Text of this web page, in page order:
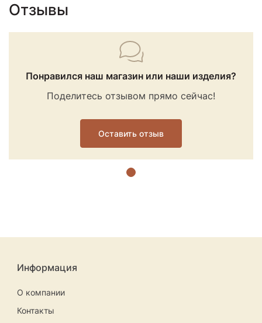
Отзывы
Понравился наш магазин или наши изделия?
Поделитесь отзывом прямо сейчас!
Оставить отзыв
Информация
О компании
Контакты